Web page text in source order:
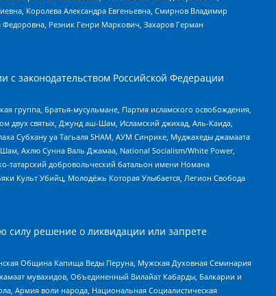
Королева Александра Евгеньевна, Смирнов Владимир
Резник Генри Маркович, Захаров Герман
законодательством Российской Федерации
группа, Братья-мусульмане, Партия исламского освобождения,
двух святых, Джунд аш-Шам, Исламский джихад, Аль-Каида,
Субхану уа Тагьаля SHAM, АУМ Синрике, Муджахеды джамаата
Ахлю Сунна Валь Джамаа, National Socialism/White Power,
татарский добровольческий батальон имени Номана
Культ Убийц, Молодёжь Которая Улыбается, Легион Свобода
силу решение о ликвидации или запрете
Община Капища Веды Перуна, Мужская Духовная Семинария
мувахидов, Объединенный Вилайат Кабарды, Балкарии и
Армия воли народа, Национальная Социалистическая